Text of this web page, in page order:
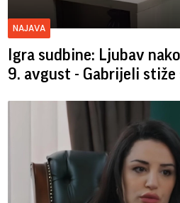
NAJAVA
Igra sudbine: Ljubav
9. avgust - Gabrijeli